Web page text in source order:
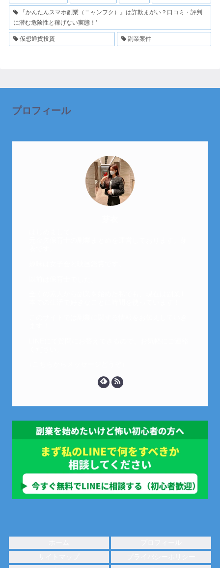
『かんたんスマホ副業（ニャンフク）』は詐欺まがい？口コミ・評判
に潜む危険性と稼げない実態！'
仮想通貨投資 副業案件
プロフィール